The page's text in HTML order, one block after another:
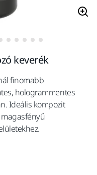
keverék
finomabb
hologrammentes
Ideális kompozit